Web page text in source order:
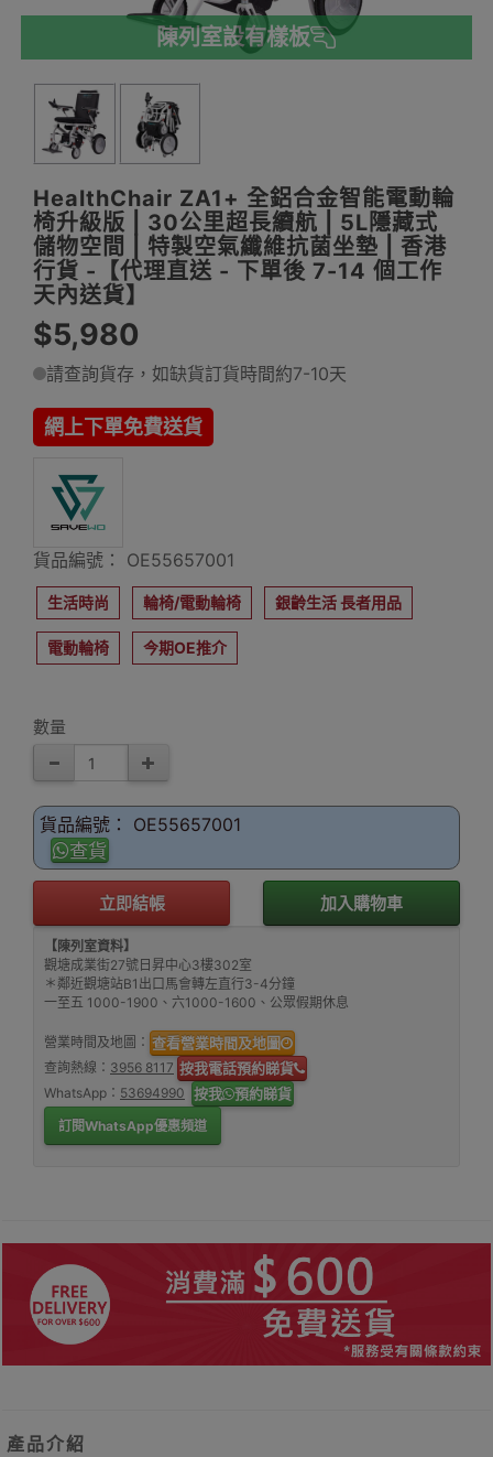
陳列室設有樣板
HealthChair ZA1+ 全鋁合金智能電動輪
椅升級版 | 30公里超長續航 | 5L隱藏式
儲物空間 | 特製空氣纖維抗菌坐墊 | 香港
行貨 -【代理直送 - 下單後 7-14 個工作
天內送貨】
$5,980
請查詢貨存，如缺貨訂貨時間約7-10天
網上下單免費送貨
貨品編號： OE55657001
生活時尚 輪椅/電動輪椅 銀齡生活 長者用品
電動輪椅 今期OE推介
數量
貨品編號： OE55657001
查貨
立即結帳 加入購物車
【陳列室資料】
觀塘成業街27號日昇中心3樓302室
＊鄰近觀塘站B1出口馬會轉左直行3-4分鐘
一至五 1000-1900、六1000-1600、公眾假期休息
營業時間及地圖： 查看營業時間及地圖
查詢熱線： 3956 8117 按我電話預約睇貨
WhatsApp： 53694990 按我 預約睇貨
訂閱WhatsApp優惠頻道
產品介紹